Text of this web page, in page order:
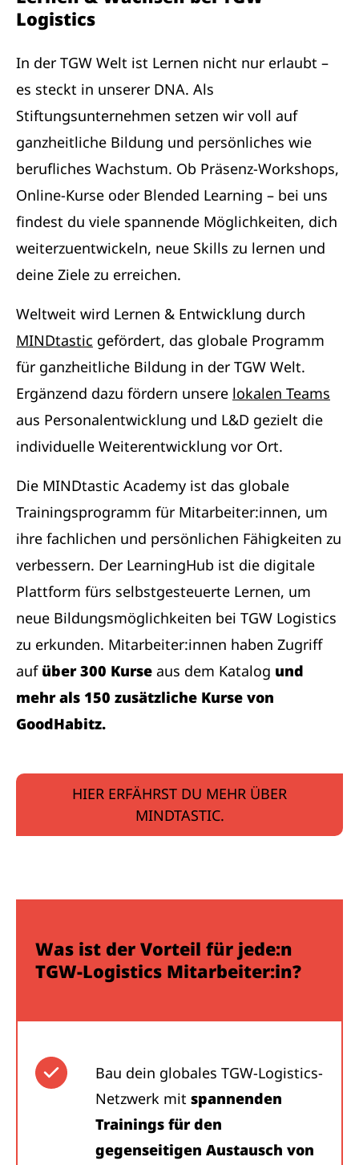
Logistics
In der TGW Welt ist Lernen nicht nur erlaubt –
es steckt in unserer DNA. Als
Stiftungsunternehmen setzen wir voll auf
ganzheitliche Bildung und persönliches wie
berufliches Wachstum. Ob Präsenz-Workshops,
Online-Kurse oder Blended Learning – bei uns
findest du viele spannende Möglichkeiten, dich
weiterzuentwickeln, neue Skills zu lernen und
deine Ziele zu erreichen.
Weltweit wird Lernen & Entwicklung durch
MINDtastic gefördert, das globale Programm
für ganzheitliche Bildung in der TGW Welt.
Ergänzend dazu fördern unsere lokalen Teams
aus Personalentwicklung und L&D gezielt die
individuelle Weiterentwicklung vor Ort.
Die MINDtastic Academy ist das globale
Trainingsprogramm für Mitarbeiter:innen, um
ihre fachlichen und persönlichen Fähigkeiten zu
verbessern. Der LearningHub ist die digitale
Plattform fürs selbstgesteuerte Lernen, um
neue Bildungsmöglichkeiten bei TGW Logistics
zu erkunden. Mitarbeiter:innen haben Zugriff
aufüber 300 Kurse aus dem Katalog und
mehr als 150 zusätzliche Kurse von
GoodHabitz.
HIER ERFÄHRST DU MEHR ÜBER
MINDTASTIC.
Was ist der Vorteil für jede:n
TGW-Logistics Mitarbeiter:in?
Bau dein globales TGW-Logistics-
Netzwerk mit spannenden
Trainings für den
gegenseitigen Austausch von